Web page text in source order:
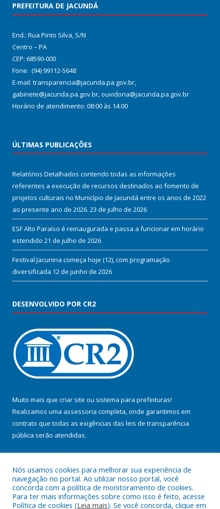
PREFEITURA DE JACUNDÁ
End.: Rua Pinto Silva, S/N
Centro – PA
CEP: 68590-000
Fone: (94) 99112-5648
E-mail: transparencia@jacunda.pa.gov.br,
gabinete@jacunda.pa.gov.br, ouvidoria@jacunda.pa.gov.br
Horário de atendimento: 08:00 às 14:00
ÚLTIMAS PUBLICAÇÕES
Relatórios Detalhados contendo todas as informações
referentes a execução de recursos destinados ao fomento de
projetos culturais no Município de Jacundá entre os anos de 2022
ao presente ano de 2026. 23 de julho de 2026
ESF Alto Paraíso é reinaugurada e passa a funcionar em horário
estendido 21 de julho de 2026
Festival Jacunina começa hoje (12), com programação
diversificada 12 de junho de 2026
DESENVOLVIDO POR CR2
Muito mais que criar site ou sistema para prefeituras!
Realizamos uma assessoria completa, onde garantimos em
contrato que todas as exigências das leis de transparência
pública serão atendidas.
Nós usamos cookies para melhorar sua experiência de
navegação no portal. Ao utilizar nosso portal, você
concorda com a política de monitoramento de cookies.
Para ter mais informações sobre como isso é feito, acesse
Política de cookies (Leia mais). Se você concorda, clique em